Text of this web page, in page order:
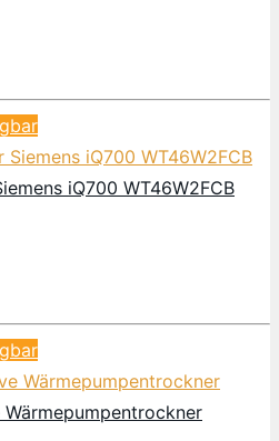
iQ700 WT46W2FCB
Wärmepumpentrockner